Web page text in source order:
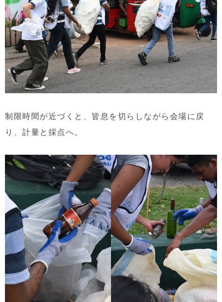
制限時間が近づくと、皆息を切らしながら会場に戻
り、計量と採点へ。